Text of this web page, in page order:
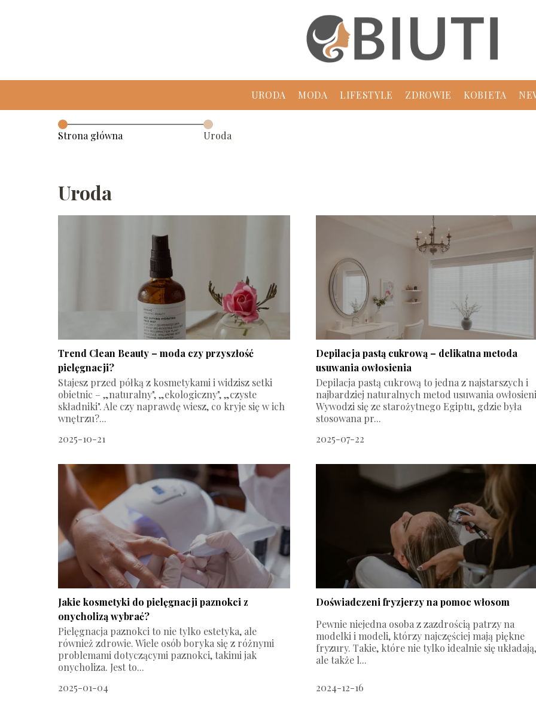
URODA MODA LIFESTYLE ZDROWIE KOBIETA
Strona główna Uroda
Uroda
Trend Clean Beauty – moda czy przyszłość
pielęgnacji?
Stajesz przed półką z kosmetykami i widzisz setki
obietnic – „naturalny", „ekologiczny", „czyste
składniki". Ale czy naprawdę wiesz, co kryje się w ich
wnętrzu?...
2025-10-21
Depilacja pastą cukrową – delikatna metoda
usuwania owłosienia
Depilacja pastą cukrową to jedna z najstarszych i
najbardziej naturalnych metod usuwania
Wywodzi się ze starożytnego Egiptu, gdzie była
stosowana pr...
2025-07-22
Jakie kosmetyki do pielęgnacji paznokci z
onycholizą wybrać?
Pielęgnacja paznokci to nie tylko estetyka, ale
również zdrowie. Wiele osób boryka się z różnymi
problemami dotyczącymi paznokci, takimi jak
onycholiza. Jest to...
2025-01-04
Doświadczeni fryzjerzy na pomoc włosom
Pewnie niejedna osoba z zazdrością patrzy na
modelki i modeli, którzy najczęściej mają piękne
fryzury. Takie, które nie tylko idealnie się
ale także l...
2024-12-16